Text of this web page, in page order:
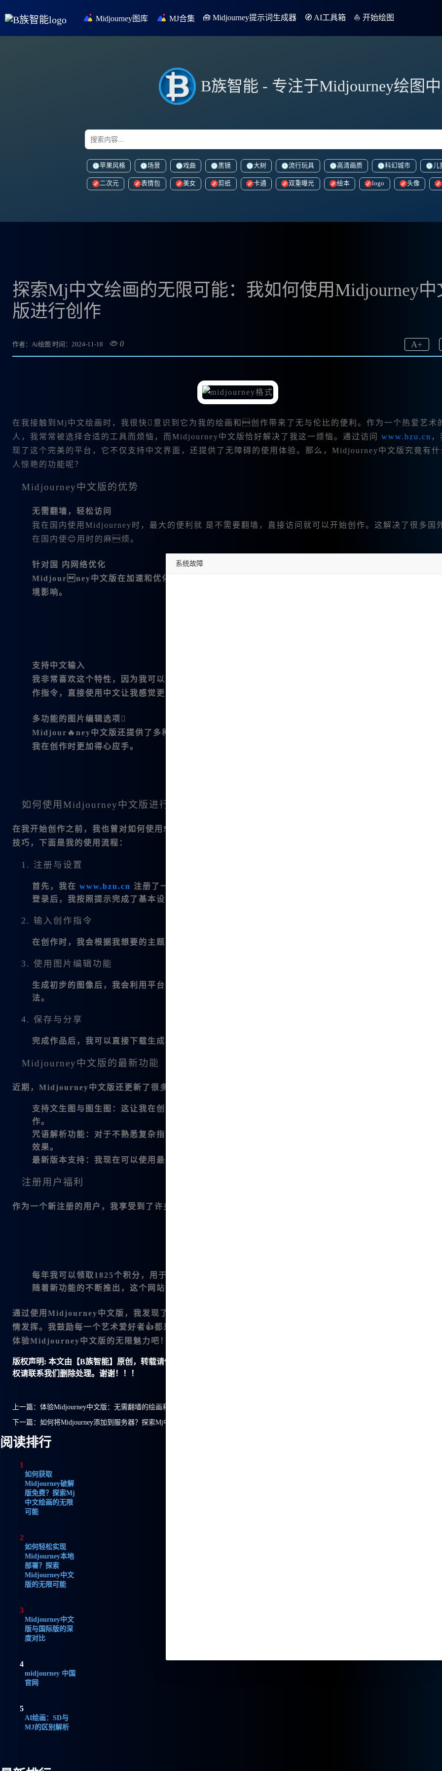
Midjourney图库 MJ合集 🧰 Midjourney提示词生成器 🧭 AI工具箱 ⛵️ 开始绘图
B族智能 - 专注于Midjourney绘图
苹果风格 场景 戏曲 黑镜 大树 流行玩具 高清画质 科幻城市 儿
二次元 表情包 美女 剪纸 卡通 双重曝光 绘本 logo 头像
探索Mj中文绘画的无限可能：我如何使用Midjourney中
版进行创作
作者：Ai绘图 时间：2024-11-18 0 A+
在我接触到Mj中文绘画时，我很快意识到它为我的绘画和创作带来了无与伦比的便利。作为一个热爱艺术
人，我常常被选择合适的工具而烦恼，而Midjourney中文版恰好解决了我这一烦恼。通过访问 www.bzu.cn
现了这个完美的平台，它不仅支持中文界面，还提供了无障碍的使用体验。那么，Midjourney中文版究竟有
人惊艳的功能呢？
Midjourney中文版的优势
无需翻墙，轻松访问
我在国内使用Midjourney时，最大的便利就 是不需要翻墙，直接访问就可以开始创作。这解决了很多国
在国内使😊用时的麻烦。
针对国 内网络优化
Midjourney中文版在加速和优化上做得非常出色，因此 我能够快速生成我想要的绘画作品，不再受网
境影响。
支持中文输入
我非常喜欢这个特性，因为我可以用中文表达我的创意。无论是描述一幅画的画面，|还是输入一些独
作指令，直接使用中文让我感觉更自然。
多功能的图片编辑选项
Midjour🔥ney中文版还提供了多种图片编辑功能，比如微调、变幻、平移、扩图和局部重绘等。这些功
我在创作时更加得心应手。
如何使用Midjourney中文版进行创作
在我开始创作之前，我也曾对如何使用Midjourney中文版感到困惑。经过一段时间的摸索，我总结出了一些
技巧，下面是我的使用流程：
1. 注册与设置
首先，我在 www.bzu.cn 注册了一个账号。注册过程简单快捷。
登录后，我按照提示完成了基本设置，确保我的界面和功能都是最优化的。
2. 输入创作指令
在创作时，我会根据我想要的主题，直接在输入框中输入中文描述。例如，“一只在森林中飞翔的蓝色鸟
3. 使用图片编辑功能
生成初步的图像后，我会利用平台提供的图片编辑功能进行微调，调整颜色和构图，确保最终作品符合
法。
4. 保存与分享
完成作品后，我可以直接下载生成的图片，甚至选择一键分割生成四宫格图片，与朋友们分享我的创作。
Midjourney中文版的最新功能
近期，Midjourney中文版还更新了很多精彩的功能，包括但不限于：
支持文生图与图生图 ：这让我在创作时有了更多的灵活性，可以从文字生成图像，也可以将现有图像进
作。
咒语解析功能 ：对于不熟悉复杂指令的新手来说，这个功能极为友好，我可以直接使用简单的命令获得
效果。
最新版本支持 ：我现在可以使用最新的Midjourney V6.1和niji6版本，享受到最前沿的绘画体验。
注册用户福利
作为一个新注册的用户，我享受到了许多优惠：
每年我可以领取1825个积分，用于无限制的绘图，这让我能够畅快地进行创作。
随着新功能的不断推出，这个网站让我感觉到无尽的创作潜力。
通过使用Midjourney中文版，我发现了全新的艺术创作道路。这个平台为我提供了多种可能性，让我的创意
情发挥。我鼓励每一个艺术爱好者👍都来试试这款工具，它绝对是你创作之路上的得力助手。访问
体验Midjourney中文版的无限魅力吧！
版权声明: 本文由【B族智能】原创，转载请保留链接: https://www.bzu.cn/news/show/8909.html，部分文章内容来源网络，
权请联系我们删除处理。谢谢！！！
上一篇： 体验Midjourney中文版：无需翻墙的绘画利器，适合每一个创作者
下一篇： 如何将Midjourney添加到服务器？探索Mj中文绘画的无限可能性
阅读排行
1
如何获取
Midjourney破解
版免费？探索Mj
中文绘画的无限
可能
2
如何轻松实现
Midjourney本地
部署？探索
Midjourney中文
版的无限可能
3
Midjourney中文
版与国际版的深
度对比
4
midjourney 中国
官网
5
AI绘画：SD与
MJ的区别解析
系统故障